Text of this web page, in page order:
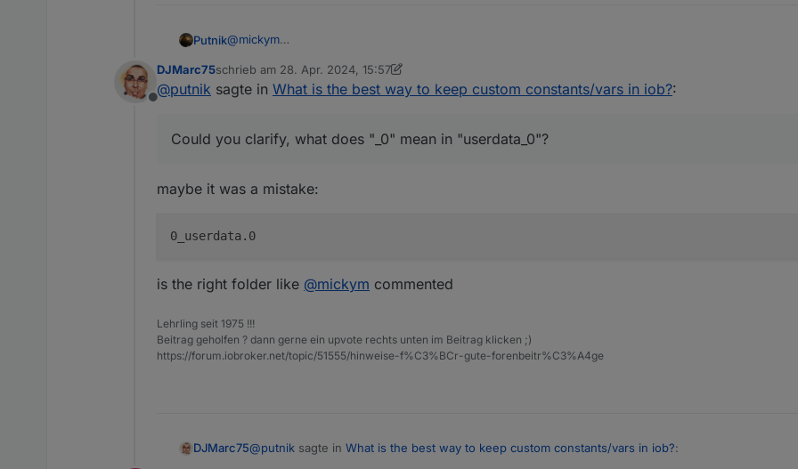
Putnik@mickym
Could you clarify, what does "_0" mean in "userdata_0"?
Offline
DJMarc75schrieb am 28. Apr. 2024, 15:57
zuletzt editiert von DJMarc75
@putnik sagte in What is the best way to keep custom constants/vars in iob?:
Could you clarify, what does "_0" mean in "userdata_0"?
maybe it was a mistake:
is the right folder like @mickym commented
Lehrling seit 1975 !!!
Beitrag geholfen ? dann gerne ein upvote rechts unten im Beitrag klicken ;)
https://forum.iobroker.net/topic/51555/hinweise-f%C3%BCr-gute-forenbeitr%C3%A4ge
DJMarc75@putnik sagte in What is the best way to keep custom constants/vars in iob?: